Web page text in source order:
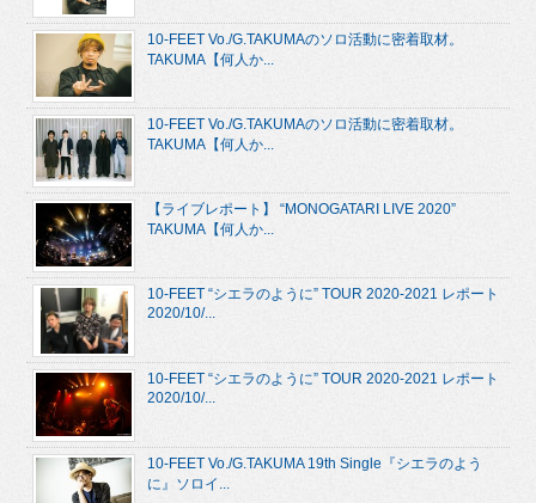
10-FEET Vo./G.TAKUMAのソロ活動に密着取材。
TAKUMA【何人か...
10-FEET Vo./G.TAKUMAのソロ活動に密着取材。
TAKUMA【何人か...
【ライブレポート】 “MONOGATARI LIVE 2020”
TAKUMA【何人か...
10-FEET “シエラのように” TOUR 2020-2021 レポート
2020/10/...
10-FEET “シエラのように” TOUR 2020-2021 レポート
2020/10/...
10-FEET Vo./G.TAKUMA 19th Single『シエラのよう
に』ソロイ...